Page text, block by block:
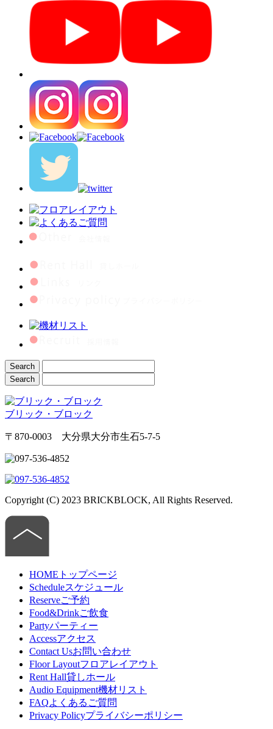
ブリック・ブロック
〒870-0003 大分県大分市生石5-7-5
Copyright (C) 2023 BRICKBLOCK, All Rights Reserved.
HOME トップページ
Scheduleスケジュール
Reserveご予約
Food&Drinkご飲食
Partyパーティー
Accessアクセス
Contact Usお問い合わせ
Floor Layoutフロアレイアウト
Rent Hall貸しホール
Audio Equipment機材リスト
FAQよくあるご質問
Privacy Policyプライバシーポリシー